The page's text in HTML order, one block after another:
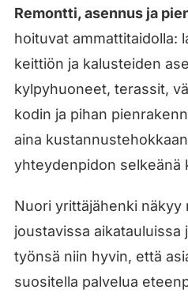
Remontti, asennus ja
hoituvat ammattitaidolla:
keittiön ja kalusteiden
kylpyhuoneet, terassit,
kodin ja pihan
aina
yhteydenpidon selkeänä
Nuori yrittäjähenki näkyy
joustavissa aikatauluissa
työnsä niin hyvin, että
suositella palvelua